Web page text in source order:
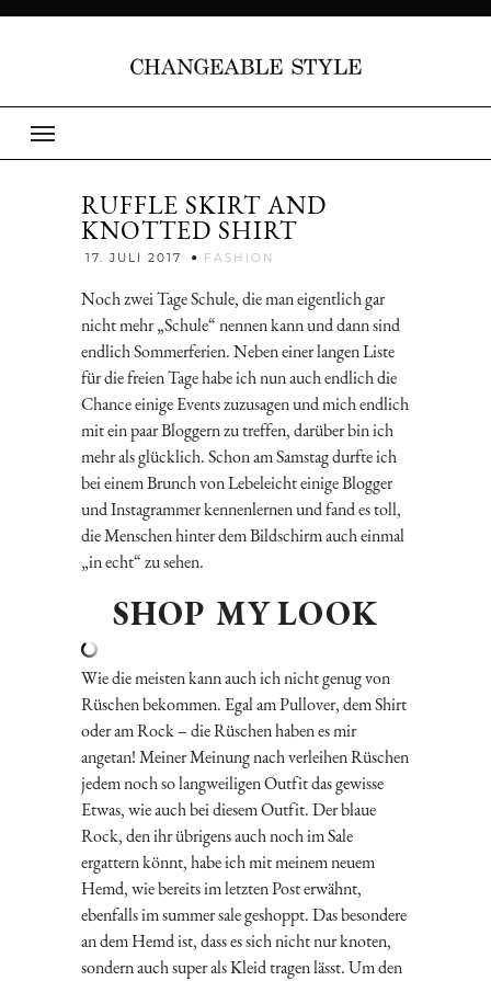
RUFFLE SKIRT AND
KNOTTED SHIRT
17. JULI 2017 FASHION
Noch zwei Tage Schule, die man eigentlich gar
nicht mehr „Schule“ nennen kann und dann sind
endlich Sommerferien. Neben einer langen Liste
für die freien Tage habe ich nun auch endlich die
Chance einige Events zuzusagen und mich endlich
mit ein paar Bloggern zu treffen, darüber bin ich
mehr als glücklich. Schon am Samstag durfte ich
bei einem Brunch von Lebeleicht einige Blogger
und Instagrammer kennenlernen und fand es toll,
die Menschen hinter dem Bildschirm auch einmal
„in echt“ zu sehen.
SHOP MY LOOK
Wie die meisten kann auch ich nicht genug von
Rüschen bekommen. Egal am Pullover, dem Shirt
oder am Rock – die Rüschen haben es mir
angetan! Meiner Meinung nach verleihen Rüschen
jedem noch so langweiligen Outfit das gewisse
Etwas, wie auch bei diesem Outfit. Der blaue
Rock, den ihr übrigens auch noch im Sale
ergattern könnt, habe ich mit meinem neuem
Hemd, wie bereits im letzten Post erwähnt,
ebenfalls im summer sale geshoppt. Das besondere
an dem Hemd ist, dass es sich nicht nur knoten,
sondern auch super als Kleid tragen lässt. Um den